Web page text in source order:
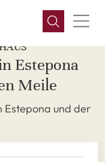
Estepona
Meile
Estepona und der